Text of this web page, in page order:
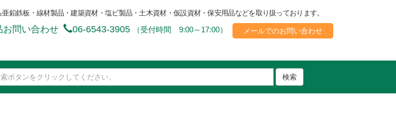
鉛鉄板・線材製品・建築資材・塩ビ製品・土木資材・仮設資材・保安用品などを取り扱っております。
お問い合わせ 06-6543-3905 （受付時間 9:00～17:00） メールでのお問い合わせ
検索